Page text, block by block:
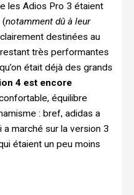
les Adios Pro 3 étaient
(notamment dû à leur
destinées au
très performantes
était déjà des grands
4 est encore
équilibre
: bref, adidas a
marché sur la version 3
étaient un peu moins